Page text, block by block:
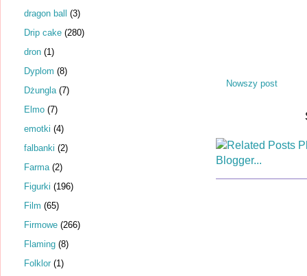
Nowszy post
dragon ball (3)
Drip cake (280)
dron (1)
Dyplom (8)
Dżungla (7)
Elmo (7)
emotki (4)
falbanki (2)
Farma (2)
Figurki (196)
Film (65)
Firmowe (266)
Flaming (8)
Folklor (1)